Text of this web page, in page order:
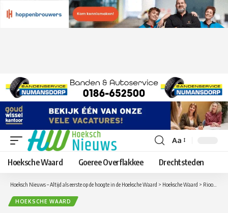
Lettergrootte
aanpassen
Aa
Hoeksche Waard Goeree Overflakkee Drechtsteden
Hoeksch Nieuws – Altijd als eerste op de hoogte in de Hoeksche Waard > Hoeksche Waard > Riool verstopt? Pas op met wie u in zee gaat!
HOEKSCHE WAARD